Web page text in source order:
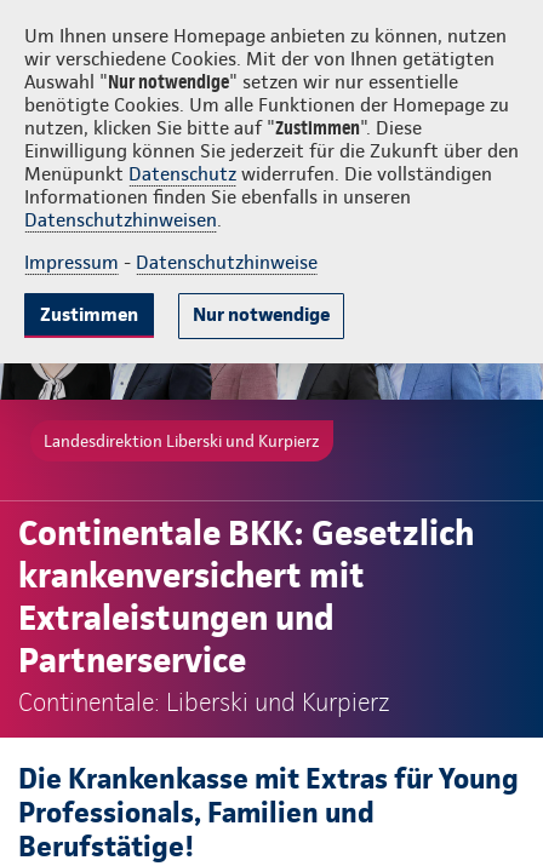
Um Ihnen unsere Homepage anbieten zu können, nutzen
wir verschiedene Cookies. Mit der von Ihnen getätigten
Auswahl "Nur notwendige" setzen wir nur essentielle
benötigte Cookies. Um alle Funktionen der Homepage zu
nutzen, klicken Sie bitte auf "Zustimmen". Diese
Einwilligung können Sie jederzeit für die Zukunft über den
Menüpunkt Datenschutz widerrufen. Die vollständigen
Informationen finden Sie ebenfalls in unseren
Datenschutzhinweisen.
Impressum - Datenschutzhinweise
Zustimmen Nur notwendige
Liberski und Kurpierz Login
Gute Gründe Leistungen Wissenswertes Beratung & Angebot
Landesdirektion Liberski und Kurpierz
Continentale BKK: Gesetzlich
krankenversichert mit
Extraleistungen und
Partnerservice
Continentale: Liberski und Kurpierz
Die Krankenkasse mit Extras für Young
Professionals, Familien und
Berufstätige!